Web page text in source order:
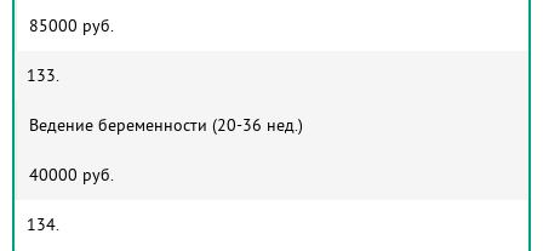
85000 руб.
133.
Ведение беременности (20-36 нед.)
40000 руб.
134.